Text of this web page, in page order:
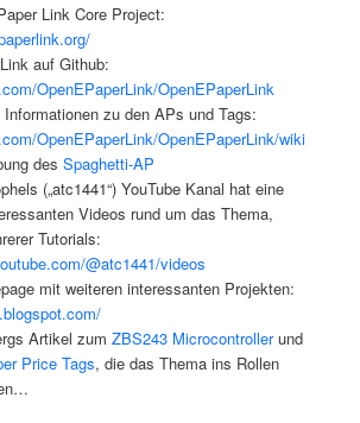
Link Core Project:
auf Github:
OpenEPaperLink/OpenEPaperLink
zu den APs und Tags:
OpenEPaperLink/OpenEPaperLink/wiki
des Spaghetti-AP
(„atc1441“) YouTube Kanal hat eine
Videos rund um das Thema,
Tutorials:
@atc1441/videos
mit weiteren interessanten Projekten:
Artikel zum ZBS243 Microcontrollerund
Price Tags, die das Thema ins Rollen